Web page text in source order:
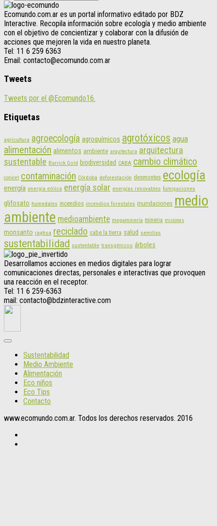
Ecomundo.com.ar es un portal informativo editado por BDZ
Interactive. Recopila información sobre ecología y medio ambiente
con el objetivo de concientizar y colaborar con la difusión de
acciones que mejoren la vida en nuestro planeta.
Tel: 11 6 259 6363
Email: contacto@ecomundo.com.ar
Tweets
Tweets por el @Ecomundo16.
Etiquetas
agricultura agroecología agroquímicos agrotóxicos agua
alimentación alimentos ambiente arquitectura arquitectura
sustentable Barrick Gold biodiversidad CABA cambio climático
conicet contaminación Córdoba deforestación desmontes ecología
energía energía eólica energía solar energías renovables fumigaciones
glifosato humedales incendios incendios forestales inundaciones medio
ambiente medioambiente megaminería mineria misiones
monsanto raghsa reciclado sabe la tierra salud semillas
sustentabilidad sustentable transgénicos árboles
Desarrollamos acciones en medios digitales para lograr
comunicaciones directas, personales e interactivas que provoquen
una reacción en el receptor.
Tel: 11 6 259-6363
mail: contacto@bdzinteractive.com
Sustentabilidad
Medio Ambiente
Alimentación
Eco niños
Eco Tips
Contacto
www.ecomundo.com.ar. Todos los derechos reservados. 2016